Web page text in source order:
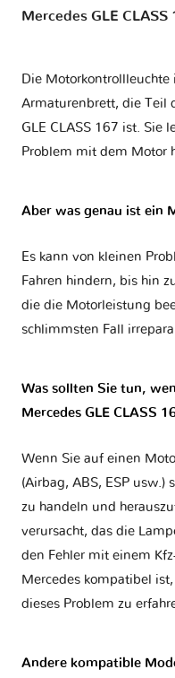
Mercedes GLE CLASS
Die
Armaturenbrett, die Teil
GLE CLASS 167 ist. Sie
Problem mit dem Motor
Aber was genau ist ein
Es kann von kleinen
Fahren hindern, bis hin
die die Motorleistung
schlimmsten Fall
Was sollten Sie tun,
Mercedes GLE CLASS
Wenn Sie auf einen
(Airbag, ABS, ESP usw.)
zu handeln und
verursacht, das die
den Fehler mit einem
Mercedes kompatibel
dieses Problem zu
Andere kompatible